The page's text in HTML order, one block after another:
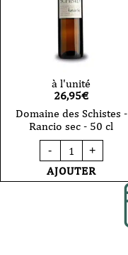
à l'unité
26,95€
Domaine des Schistes -
Rancio sec - 50 cl
-
quantité
de
Domaine
des
+
AJOUTER